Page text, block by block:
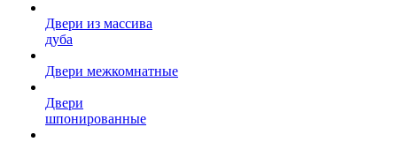
Двери из массива
дуба
Двери межкомнатные
Двери
шпонированные